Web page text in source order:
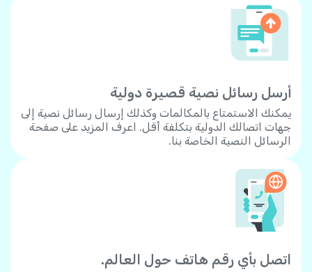
أرسل رسائل نصية قصيرة دولية
يمكنك الاستمتاع بالمكالمات وكذلك إرسال رسائل نصية إلى
جهات اتصالك الدولية بتكلفة أقل. اعرف المزيد على صفحة
الرسائل النصية الخاصة بنا.
اتصل بأي رقم هاتف حول العالم.